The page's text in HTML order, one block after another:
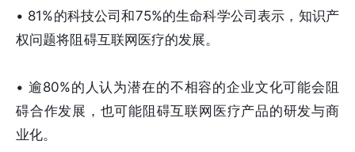
• 81%的科技公司和75%的生命科学公司表示，知识产
权问题将阻碍互联网医疗的发展。
• 逾80%的人认为潜在的不相容的企业文化可能会阻
碍合作发展，也可能阻碍互联网医疗产品的研发与商
业化。